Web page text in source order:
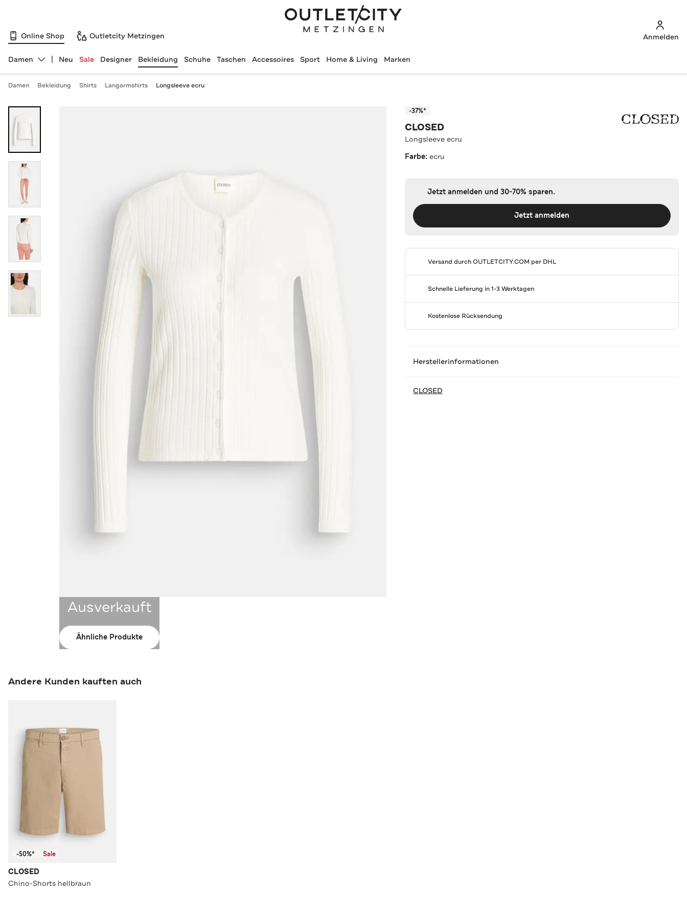
Online Shop Outletcity Metzingen Anmelden
Abteilung ändern, ausgewählt:
Damen Neu Sale Designer Bekleidung Schuhe Taschen Accessoires Sport Home & Living Marken
Damen Bekleidung Shirts Langarmshirts Longsleeve ecru
Ausverkauft
Ähnliche Produkte
-37%*
CLOSED
Longsleeve ecru
Farbe:ecru
Jetzt anmelden und 30-70% sparen.
Jetzt anmelden
Versand durchOUTLETCITY.COM per DHL
Schnelle Lieferung in 1-3 Werktagen
Kostenlose Rücksendung
Herstellerinformationen
CLOSED
Andere Kunden kauften auch
-50%* Sale
CLOSED
Chino-Shorts hellbraun